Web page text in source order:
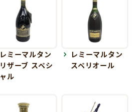
レミーマルタン
リザーブ スペシ
ャル
レミーマルタン
スペリオール